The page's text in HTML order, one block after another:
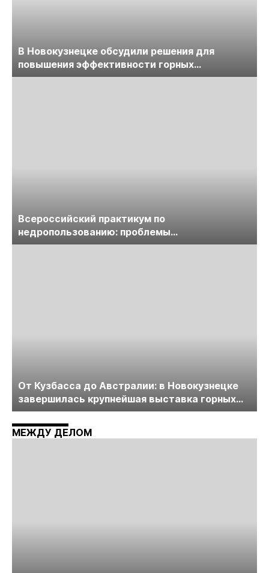
В Новокузнецке обсудили решения для
повышения эффективности горных
предприятий
Всероссийский практикум по
недропользованию: проблемы
лицензирования, цифровизации, экспертизы
От Кузбасса до Австралии: в Новокузнецке
завершилась крупнейшая выставка горных
технологий «Недра России. Уголь России и
Майнинг»
МЕЖДУ ДЕЛОМ